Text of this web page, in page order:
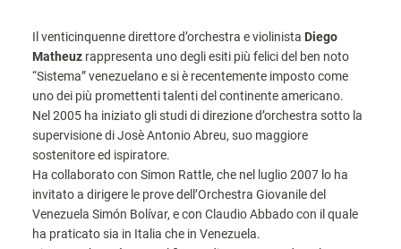
Il venticinquenne direttore d’orchestra e violinista Diego
Matheuz rappresenta uno degli esiti più felici del ben noto
“Sistema” venezuelano e si è recentemente imposto come
uno dei più promettenti talenti del continente americano.
Nel 2005 ha iniziato gli studi di direzione d’orchestra sotto la
supervisione di Josè Antonio Abreu, suo maggiore
sostenitore ed ispiratore.
Ha collaborato con Simon Rattle, che nel luglio 2007 lo ha
invitato a dirigere le prove dell’Orchestra Giovanile del
Venezuela Simón Bolívar, e con Claudio Abbado con il quale
ha praticato sia in Italia che in Venezuela.